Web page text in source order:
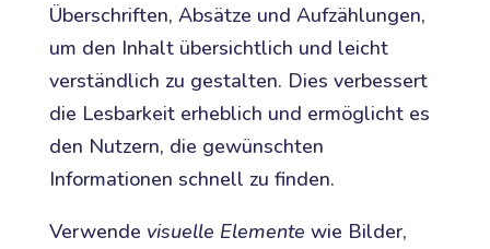
Überschriften, Absätze und Aufzählungen,
um den Inhalt übersichtlich und leicht
verständlich zu gestalten. Dies verbessert
die Lesbarkeit erheblich und ermöglicht es
den Nutzern, die gewünschten
Informationen schnell zu finden.
Verwende visuelle Elemente wie Bilder,